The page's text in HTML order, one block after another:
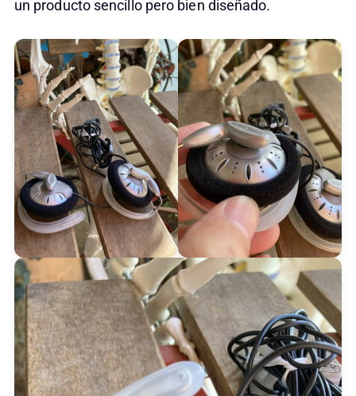
un producto sencillo pero bien diseñado.